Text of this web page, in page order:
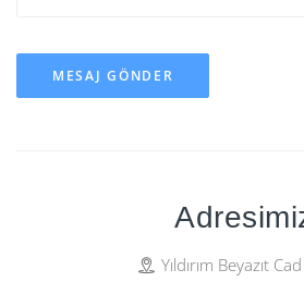
MESAJ GÖNDER
Yıldırım Beyazıt